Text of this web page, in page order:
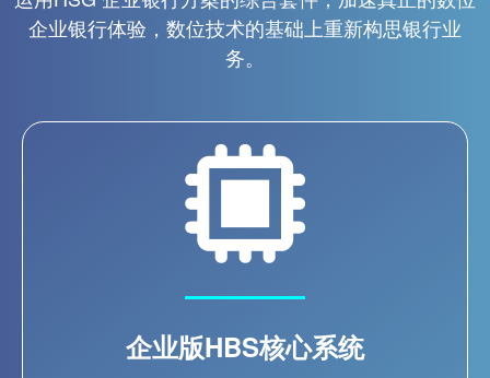
企业银行体验，数位技术的基础上重新构思银行业
务。
企业版HBS核心系统